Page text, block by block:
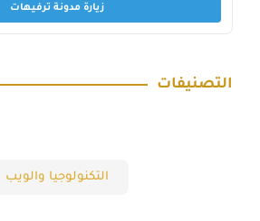
زيارة مدونة ترفيهات
التصنيفات
التكنولوجيا والويب